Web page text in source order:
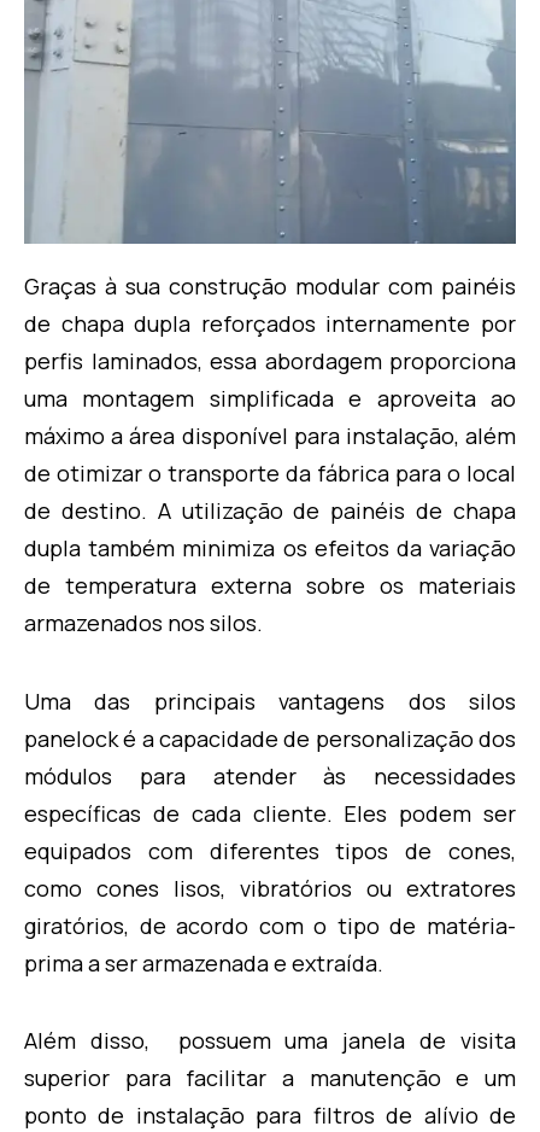
Graças à sua construção modular com painéis
de chapa dupla reforçados internamente por
perfis laminados, essa abordagem proporciona
uma montagem simplificada e aproveita ao
máximo a área disponível para instalação, além
de otimizar o transporte da fábrica para o local
de destino. A utilização de painéis de chapa
dupla também minimiza os efeitos da variação
de temperatura externa sobre os materiais
armazenados nos silos.
Uma das principais vantagens dos silos
panelock é a capacidade de personalização dos
módulos para atender às necessidades
específicas de cada cliente. Eles podem ser
equipados com diferentes tipos de cones,
como cones lisos, vibratórios ou extratores
giratórios, de acordo com o tipo de matéria-
prima a ser armazenada e extraída.
Além disso, possuem uma janela de visita
superior para facilitar a manutenção e um
ponto de instalação para filtros de alívio de